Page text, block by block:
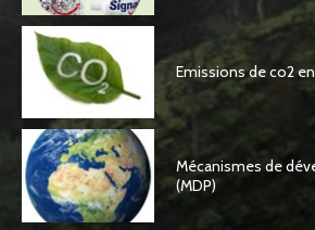
Emissions de co2
Mécanismes de
(MDP)